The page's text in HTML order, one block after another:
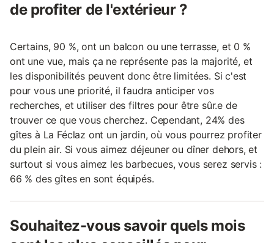
de profiter de l'extérieur ?
Certains, 90 %, ont un balcon ou une terrasse, et 0 %
ont une vue, mais ça ne représente pas la majorité, et
les disponibilités peuvent donc être limitées. Si c'est
pour vous une priorité, il faudra anticiper vos
recherches, et utiliser des filtres pour être sûr.e de
trouver ce que vous cherchez. Cependant, 24% des
gîtes à La Féclaz ont un jardin, où vous pourrez profiter
du plein air. Si vous aimez déjeuner ou dîner dehors, et
surtout si vous aimez les barbecues, vous serez servis :
66 % des gîtes en sont équipés.
Souhaitez-vous savoir quels mois